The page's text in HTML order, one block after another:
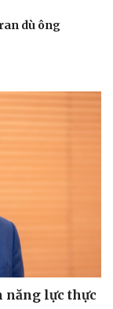
dù ông
năng lực thực